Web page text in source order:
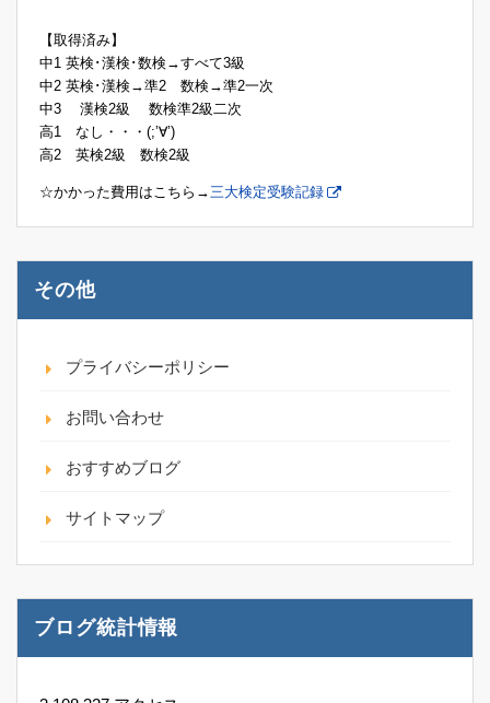
【取得済み】
中1 英検･漢検･数検→すべて3級
中2 英検･漢検→準2 数検→準2一次
中3 漢検2級 数検準2級二次
高1 なし・・・(;’∀’)
高2 英検2級 数検2級
☆かかった費用はこちら→ 三大検定受験記録
その他
プライバシーポリシー
お問い合わせ
おすすめブログ
サイトマップ
ブログ統計情報